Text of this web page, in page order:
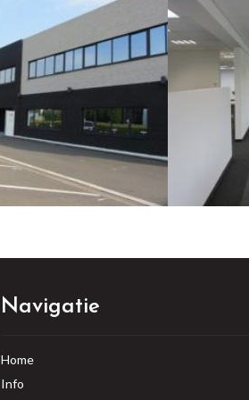
Navigatie
Home
Info